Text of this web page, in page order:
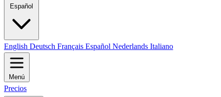
Español
English Deutsch Français Español Nederlands Italiano
Menú
Precios